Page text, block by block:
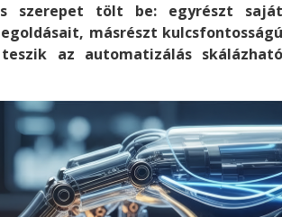
szerepet tölt be: egyrészt saját
másrészt kulcsfontosságú
az automatizálás skálázható